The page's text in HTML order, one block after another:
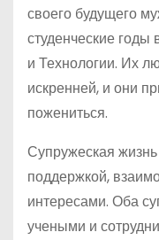
своего будущего
студенческие годы
и Технологии. Их
искренней, и они
пожениться.
Супружеская
поддержкой,
интересами. Оба
учеными и